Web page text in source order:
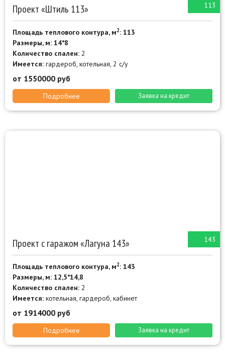
Проект «Штиль 113» 113
Площадь теплового контура, м2: 113
Размеры, м: 14*8
Количество спален: 2
Имеется: гардероб, котельная, 2 с/у
от 1550000 руб
Подробнее Заявка на кредит
Проект с гаражом «Лагуна 143» 143
Площадь теплового контура, м2: 143
Размеры, м: 12,5*14,8
Количество спален: 2
Имеется: котельная, гардероб, кабинет
от 1914000 руб
Подробнее Заявка на кредит